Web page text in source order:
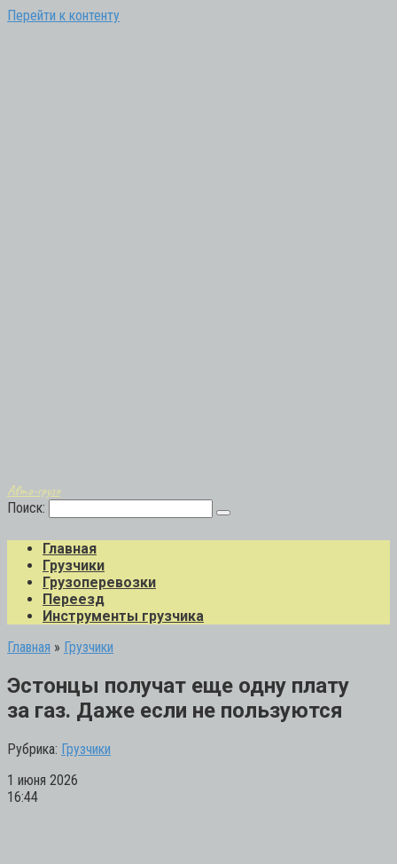
Перейти к контенту
Авто-грузо
Поиск:
Главная
Грузчики
Грузоперевозки
Переезд
Инструменты грузчика
Главная » Грузчики
Эстонцы получат еще одну плату
за газ. Даже если не пользуются
Рубрика: Грузчики
1 июня 2026
16:44